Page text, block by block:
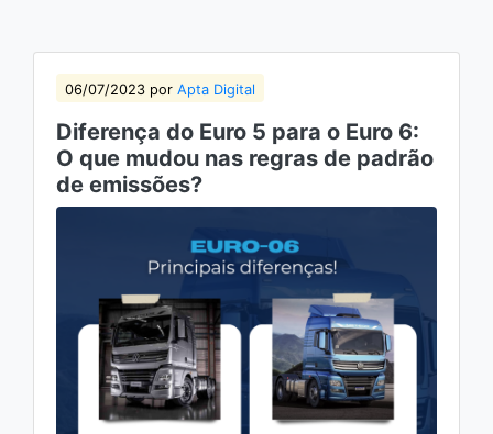
06/07/2023 por Apta Digital
Diferença do Euro 5 para o Euro 6:
O que mudou nas regras de padrão
de emissões?